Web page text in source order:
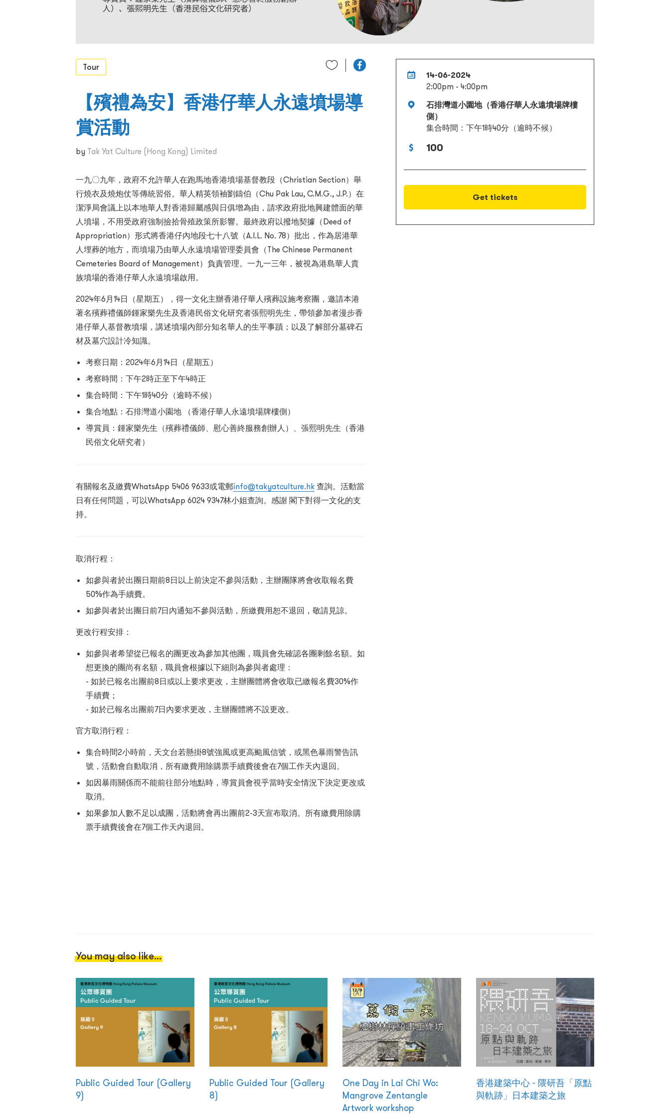
14-06-2024
2:00pm - 4:00pm
石排灣道小園地（香港仔華人永遠墳場牌樓
側）
集合時間：下午1時40分（逾時不候）
100
Get tickets
Tour
【殯禮為安】香港仔華人永遠墳場導
賞活動
by Tak Yat Culture (Hong Kong) Limited
一九〇九年，政府不允許華人在跑馬地香港墳場基督教段（Christian Section）舉
行燒衣及燒炮仗等傳統習俗。華人精英領袖劉鑄伯（Chu Pak Lau, C.M.G., J.P.）在
潔淨局會議上以本地華人對香港歸屬感與日俱增為由，請求政府批地興建體面的華
人墳場，不用受政府強制撿拾骨殖政策所影響。最終政府以撥地契據（Deed of
Appropriation）形式將香港仔內地段七十八號（A.I.L. No. 78）批出，作為居港華
人埋葬的地方，而墳場乃由華人永遠墳場管理委員會（The Chinese Permanent
Cemeteries Board of Management）負責管理。一九一三年，被視為港島華人貴
族墳場的香港仔華人永遠墳場啟用。
2024年6月14日（星期五），得一文化主辦香港仔華人殯葬設施考察團，邀請本港
著名殯葬禮儀師鍾家樂先生及香港民俗文化研究者張熙明先生，帶領參加者漫步香
港仔華人基督教墳場，講述墳場內部分知名華人的生平事蹟；以及了解部分墓碑石
材及墓穴設計冷知識。
考察日期：2024年6月14日（星期五）
考察時間：下午2時正至下午4時正
集合時間：下午1時40分（逾時不候）
集合地點：石排灣道小園地 （香港仔華人永遠墳場牌樓側）
導賞員：鍾家樂先生（殯葬禮儀師、慰心善終服務創辦人）、張熙明先生（香港
民俗文化研究者）
有關報名及繳費WhatsApp 5406 9633或電郵info@takyatculture.hk 查詢。活動當
日有任何問題，可以WhatsApp 6024 9347林小姐查詢。感謝 閣下對得一文化的支
持。
取消行程：
如參與者於出團日期前8日以上前決定不參與活動，主辦團隊將會收取報名費
50%作為手續費。
如參與者於出團日前7日內通知不參與活動，所繳費用恕不退回，敬請見諒。
更改行程安排：
如參與者希望從已報名的團更改為參加其他團，職員會先確認各團剩餘名額。如
想更換的團尚有名額，職員會根據以下細則為參與者處理：
- 如於已報名出團前8日或以上要求更改，主辦團體將會收取已繳報名費30%作
手續費；
- 如於已報名出團前7日內要求更改，主辦團體將不設更改。
官方取消行程：
集合時間2小時前，天文台若懸掛8號強風或更高颱風信號，或黑色暴雨警告訊
號，活動會自動取消，所有繳費用除購票手續費後會在7個工作天內退回。
如因暴雨關係而不能前往部分地點時，導賞員會視乎當時安全情況下決定更改或
取消。
如果參加人數不足以成團，活動將會再出團前2-3天宣布取消。所有繳費用除購
票手續費後會在7個工作天內退回。
You may also like...
Public Guided Tour (Gallery
9)
Public Guided Tour (Gallery
8)
One Day in Lai Chi Wo:
Mangrove Zentangle
Artwork workshop
香港建築中心 - 隈研吾「原點
與軌跡」日本建築之旅